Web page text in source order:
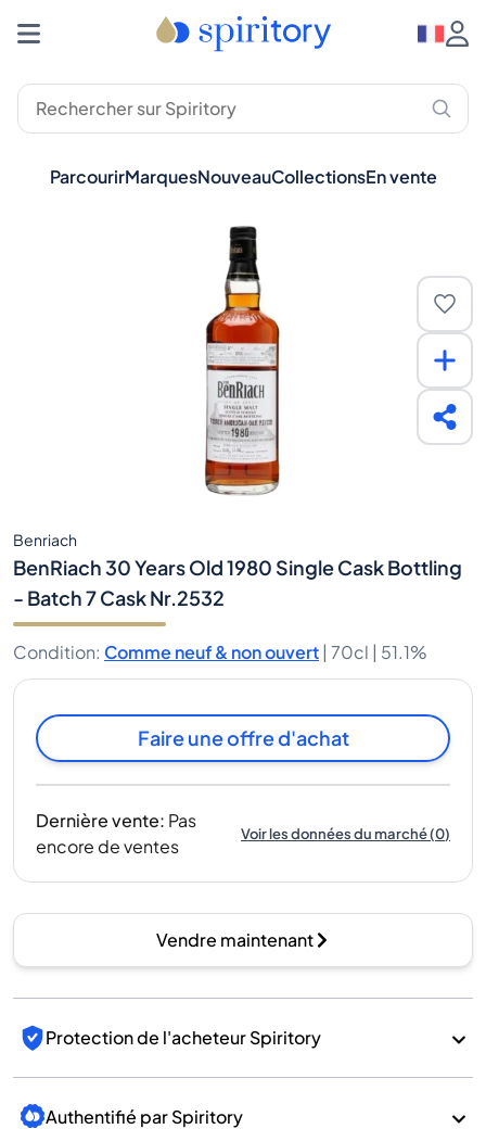
ParcourirMarquesNouveauCollectionsEn vente
Benriach
BenRiach 30 Years Old 1980 Single Cask Bottling
- Batch 7 Cask Nr.2532
Condition: Comme neuf & non ouvert | 70cl | 51.1%
Faire une offre d'achat
Dernière vente: Pas
encore de ventes
Voir les données du marché(0)
Vendre maintenant
Protection de l'acheteur Spiritory
Authentifié par Spiritory